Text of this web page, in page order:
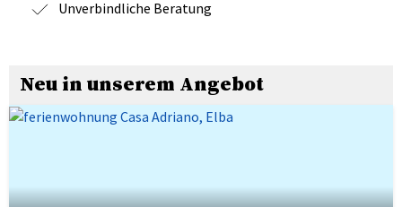
Unverbindliche Beratung
Neu in unserem Angebot